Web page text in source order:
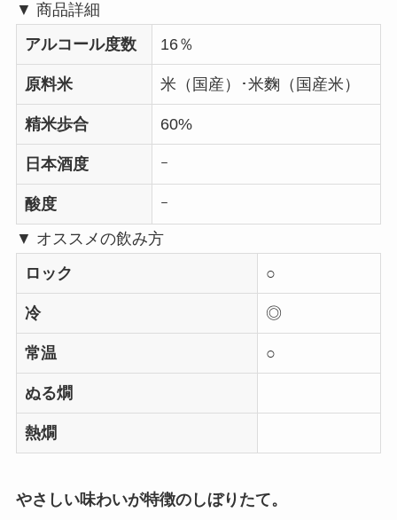
▼ 商品詳細
アルコール度数
16％
原料米 米（国産）･米麴（国産米）
精米歩合 60%
日本酒度 ｰ
酸度
ｰ
▼ オススメの飲み方
ロック
○
冷 ◎
常温 ○
ぬる燗
熱燗
やさしい味わいが特徴のしぼりたて。